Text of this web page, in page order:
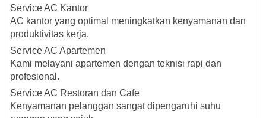
Service AC Kantor
AC kantor yang optimal meningkatkan kenyamanan dan
produktivitas kerja.
Service AC Apartemen
Kami melayani apartemen dengan teknisi rapi dan
profesional.
Service AC Restoran dan Cafe
Kenyamanan pelanggan sangat dipengaruhi suhu